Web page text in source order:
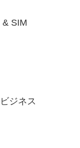
& SIM
ジネス